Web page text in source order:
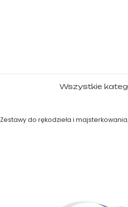
Wszystkie
Zestawy do rękodzieła i majsterkowania